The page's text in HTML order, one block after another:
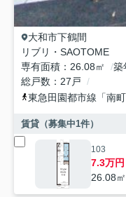
大和市下鶴間
リブリ・SAOTOME
専有面積
26.08㎡ 築
総戸数
27戸
東急田園都市線 「南
賃貸（募集中1件）
103
7.3万円
26.08㎡